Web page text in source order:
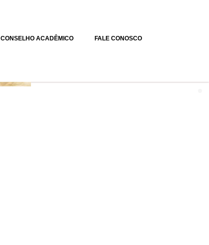
CONSELHO ACADÊMICO FALE CONOSCO